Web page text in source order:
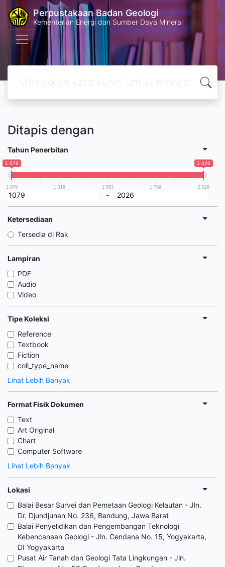
Perpustakaan Badan Geologi
Kementerian Energi dan Sumber Daya Mineral
Ditapis dengan
Tahun Penerbitan
1 079 2 026
1 079 1 316 1 553 1 789 2 026
-
Ketersediaan
Tersedia di Rak
Lampiran
PDF
Audio
Video
Tipe Koleksi
Reference
Textbook
Fiction
coll_type_name
Lihat Lebih Banyak
Format Fisik Dokumen
Text
Art Original
Chart
Computer Software
Lihat Lebih Banyak
Lokasi
Balai Besar Survei dan Pemetaan Geologi Kelautan - Jln.
Dr. Djundjunan No. 236, Bandung, Jawa Barat
Balai Penyelidikan dan Pengembangan Teknologi
Kebencanaan Geologi - Jln. Cendana No. 15, Yogyakarta,
DI Yogyakarta
Pusat Air Tanah dan Geologi Tata Lingkungan - Jln.